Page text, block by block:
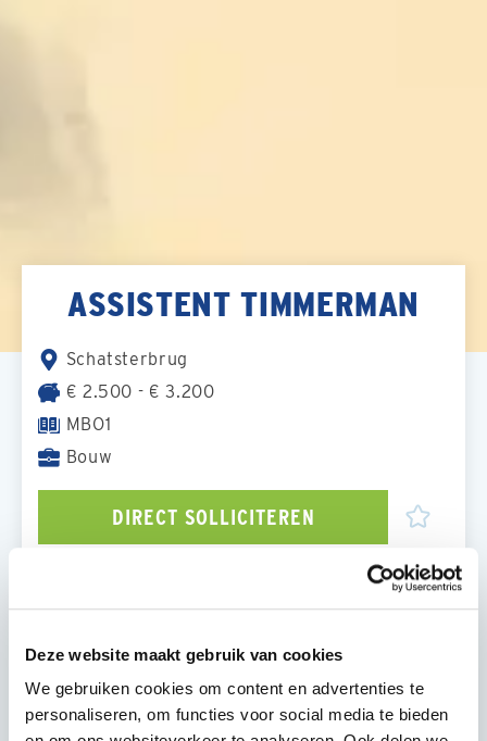
Deze website maakt gebruik van cookies
We gebruiken cookies om content en advertenties te
personaliseren, om functies voor social media te bieden
ASSISTENT TIMMERMAN
Schatsterbrug
€ 2.500 - € 3.200
MBO1
Bouw
DIRECT SOLLICITEREN
Functieomschrijving
Wil jij een carrière starten in de bouw en het vak
van timmerman in de praktijk leren? Dan is deze